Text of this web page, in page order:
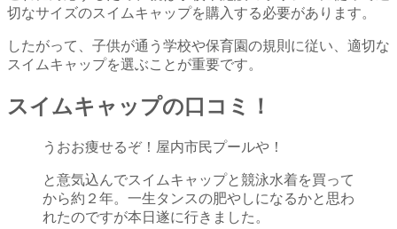
切なサイズのスイムキャップを購入する必要があります。
したがって、子供が通う学校や保育園の規則に従い、適切な
スイムキャップを選ぶことが重要です。
スイムキャップの口コミ！
うおお痩せるぞ！屋内市民プールや！
と意気込んでスイムキャップと競泳水着を買って
から約２年。一生タンスの肥やしになるかと思わ
れたのですが本日遂に行きました。